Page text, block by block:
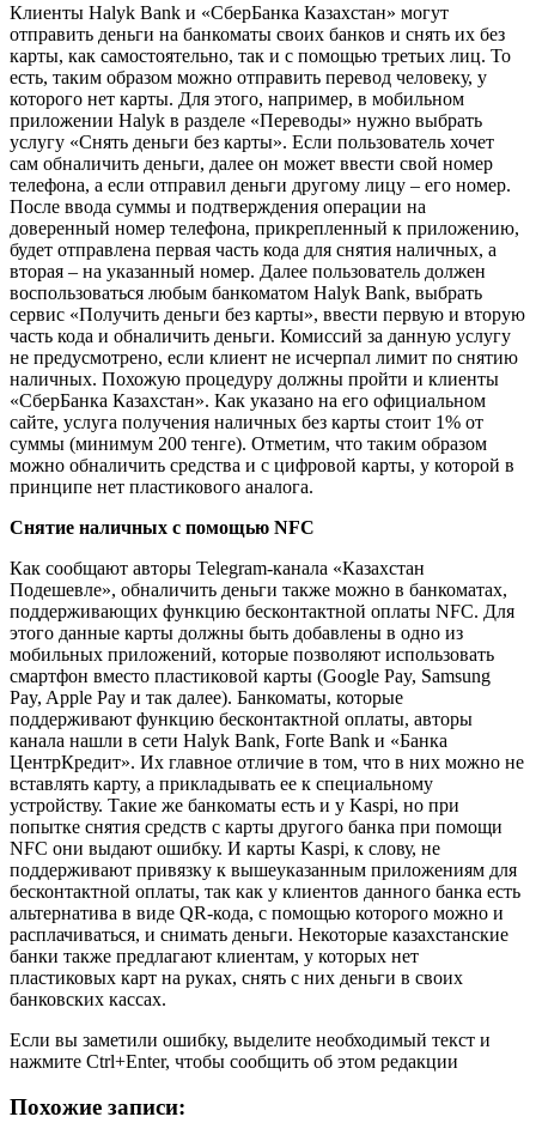
Клиенты Halyk Bank и «СберБанка Казахстан» могут
отправить деньги на банкоматы своих банков и снять их без
карты, как самостоятельно, так и с помощью третьих лиц. То
есть, таким образом можно отправить перевод человеку, у
которого нет карты. Для этого, например, в мобильном
приложении Halyk в разделе «Переводы» нужно выбрать
услугу «Снять деньги без карты». Если пользователь хочет
сам обналичить деньги, далее он может ввести свой номер
телефона, а если отправил деньги другому лицу – его номер.
После ввода суммы и подтверждения операции на
доверенный номер телефона, прикрепленный к приложению,
будет отправлена первая часть кода для снятия наличных, а
вторая – на указанный номер. Далее пользователь должен
воспользоваться любым банкоматом Halyk Bank, выбрать
сервис «Получить деньги без карты», ввести первую и вторую
часть кода и обналичить деньги. Комиссий за данную услугу
не предусмотрено, если клиент не исчерпал лимит по снятию
наличных. Похожую процедуру должны пройти и клиенты
«СберБанка Казахстан». Как указано на его официальном
сайте, услуга получения наличных без карты стоит 1% от
суммы (минимум 200 тенге). Отметим, что таким образом
можно обналичить средства и с цифровой карты, у которой в
принципе нет пластикового аналога.
Снятие наличных с помощью NFC
Как сообщают авторы Telegram-канала «Казахстан
Подешевле», обналичить деньги также можно в банкоматах,
поддерживающих функцию бесконтактной оплаты NFC. Для
этого данные карты должны быть добавлены в одно из
мобильных приложений, которые позволяют использовать
смартфон вместо пластиковой карты (Google Pay, Samsung
Pay, Apple Pay и так далее). Банкоматы, которые
поддерживают функцию бесконтактной оплаты, авторы
канала нашли в сети Halyk Bank, Forte Bank и «Банка
ЦентрКредит». Их главное отличие в том, что в них можно не
вставлять карту, а прикладывать ее к специальному
устройству. Такие же банкоматы есть и у Kaspi, но при
попытке снятия средств с карты другого банка при помощи
NFC они выдают ошибку. И карты Kaspi, к слову, не
поддерживают привязку к вышеуказанным приложениям для
бесконтактной оплаты, так как у клиентов данного банка есть
альтернатива в виде QR-кода, с помощью которого можно и
расплачиваться, и снимать деньги. Некоторые казахстанские
банки также предлагают клиентам, у которых нет
пластиковых карт на руках, снять с них деньги в своих
банковских кассах.
Если вы заметили ошибку, выделите необходимый текст и
нажмите Ctrl+Enter, чтобы сообщить об этом редакции
Похожие записи: